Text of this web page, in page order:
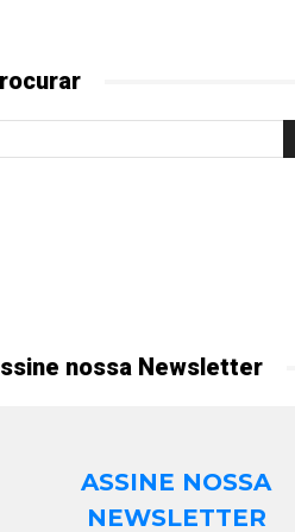
nossa Newsletter
ASSINE NOSSA
NEWSLETTER